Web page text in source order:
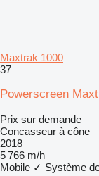
Maxtrak 1000
37
Powerscreen
Prix sur demande
Concasseur à cône
2018
5 766 m/h
Mobile ✓ Système